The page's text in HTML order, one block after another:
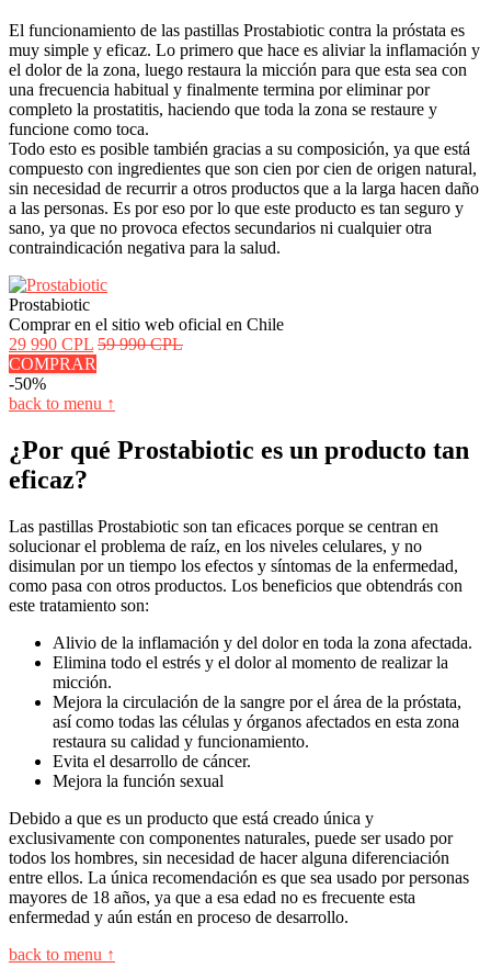
El funcionamiento de las pastillas Prostabiotic contra la próstata es
muy simple y eficaz. Lo primero que hace es aliviar la inflamación y
el dolor de la zona, luego restaura la micción para que esta sea con
una frecuencia habitual y finalmente termina por eliminar por
completo la prostatitis, haciendo que toda la zona se restaure y
funcione como toca.
Todo esto es posible también gracias a su composición, ya que está
compuesto con ingredientes que son cien por cien de origen natural,
sin necesidad de recurrir a otros productos que a la larga hacen daño
a las personas. Es por eso por lo que este producto es tan seguro y
sano, ya que no provoca efectos secundarios ni cualquier otra
contraindicación negativa para la salud.
Prostabiotic
Comprar en el sitio web oficial en Chile
29 990 CPL 59 990 CPL
COMPRAR
-50%
back to menu ↑
¿Por qué Prostabiotic es un producto tan
eficaz?
Las pastillas Prostabiotic son tan eficaces porque se centran en
solucionar el problema de raíz, en los niveles celulares, y no
disimulan por un tiempo los efectos y síntomas de la enfermedad,
como pasa con otros productos. Los beneficios que obtendrás con
este tratamiento son:
Alivio de la inflamación y del dolor en toda la zona afectada.
Elimina todo el estrés y el dolor al momento de realizar la
micción.
Mejora la circulación de la sangre por el área de la próstata,
así como todas las células y órganos afectados en esta zona
restaura su calidad y funcionamiento.
Evita el desarrollo de cáncer.
Mejora la función sexual
Debido a que es un producto que está creado única y
exclusivamente con componentes naturales, puede ser usado por
todos los hombres, sin necesidad de hacer alguna diferenciación
entre ellos. La única recomendación es que sea usado por personas
mayores de 18 años, ya que a esa edad no es frecuente esta
enfermedad y aún están en proceso de desarrollo.
back to menu ↑